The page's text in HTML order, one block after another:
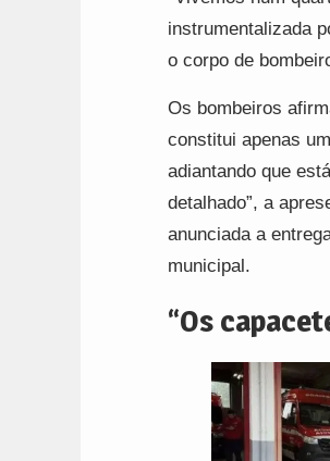
instrumentalizada
o corpo de
Os bombeiros
constitui apenas
adiantando que
detalhado”, a
anunciada a
municipal.
“Os